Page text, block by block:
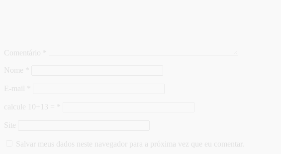
Comentário
Nome
E-mail
calcule 10+13 =
Site
Salvar meus dados neste navegador para a próxima vez que eu comentar.